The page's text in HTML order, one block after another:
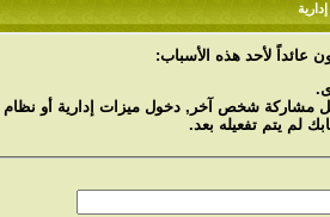
عائداً لأحد هذه الأسباب:
مشاركة شخص آخر, دخول ميزات إدارية أو نظام
لم يتم تفعيله بعد.